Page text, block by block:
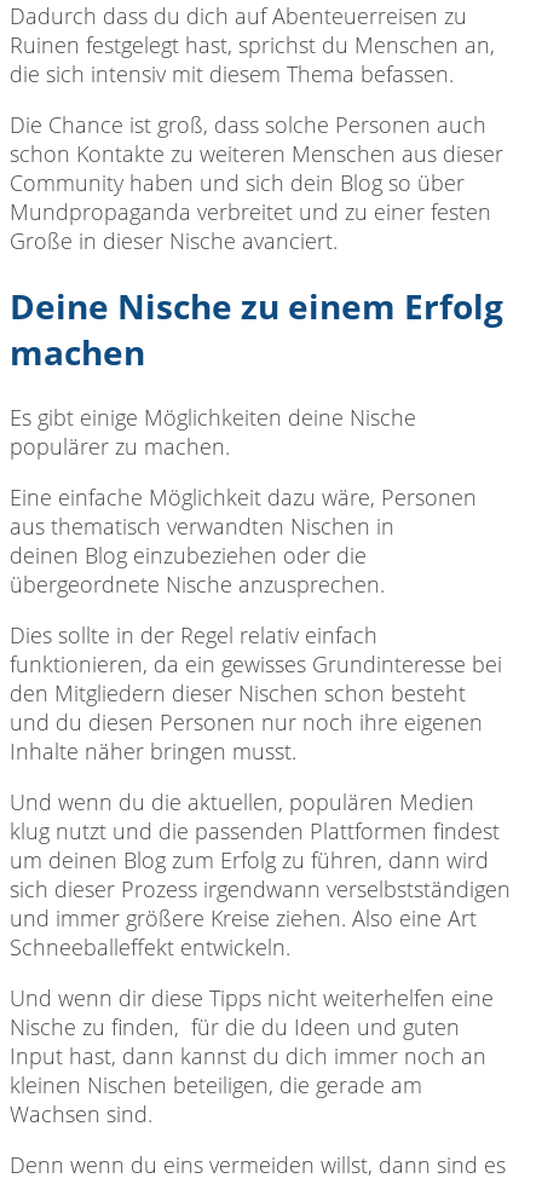
Dadurch dass du dich auf Abenteuerreisen zu
Ruinen festgelegt hast, sprichst du Menschen an,
die sich intensiv mit diesem Thema befassen.
Die Chance ist groß, dass solche Personen auch
schon Kontakte zu weiteren Menschen aus dieser
Community haben und sich dein Blog so über
Mundpropaganda verbreitet und zu einer festen
Große in dieser Nische avanciert.
Deine Nische zu einem Erfolg
machen
Es gibt einige Möglichkeiten deine Nische
populärer zu machen.
Eine einfache Möglichkeit dazu wäre, Personen
aus thematisch verwandten Nischen in
deinen Blog einzubeziehen oder die
übergeordnete Nische anzusprechen.
Dies sollte in der Regel relativ einfach
funktionieren, da ein gewisses Grundinteresse bei
den Mitgliedern dieser Nischen schon besteht
und du diesen Personen nur noch ihre eigenen
Inhalte näher bringen musst.
Und wenn du die aktuellen, populären Medien
klug nutzt und die passenden Plattformen findest
um deinen Blog zum Erfolg zu führen, dann wird
sich dieser Prozess irgendwann verselbstständigen
und immer größere Kreise ziehen. Also eine Art
Schneeballeffekt entwickeln.
Und wenn dir diese Tipps nicht weiterhelfen eine
Nische zu finden, für die du Ideen und guten
Input hast, dann kannst du dich immer noch an
kleinen Nischen beteiligen, die gerade am
Wachsen sind.
Denn wenn du eins vermeiden willst, dann sind es